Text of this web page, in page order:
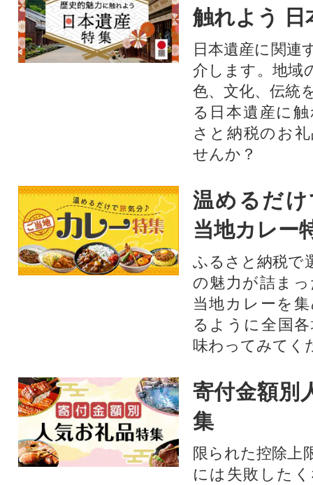
触れよう 日
日本遺産に関連
介します。地域
色、文化、伝統
る日本遺産に
さと納税のお
せんか？​​​
温めるだ
当地カレー
ふるさと納税で
の魅力が詰ま
当地カレーを
るように全国
味わってみてく
寄付金額別
集
限られた控除上
には失敗した